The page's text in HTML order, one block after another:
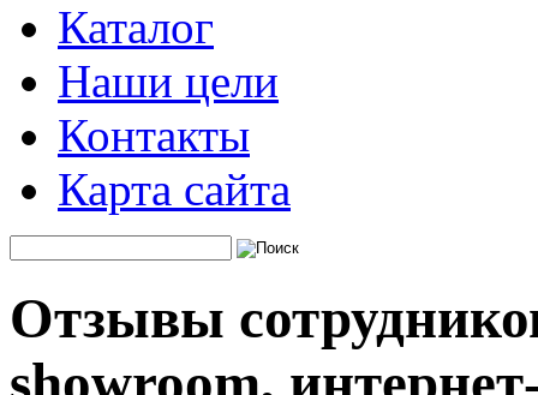
Каталог
Наши цели
Контакты
Карта сайта
Отзывы